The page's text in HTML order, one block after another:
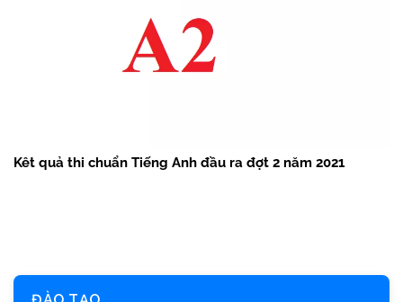
Kêt quả thi chuẩn Tiếng Anh đầu ra đợt 2 năm 2021